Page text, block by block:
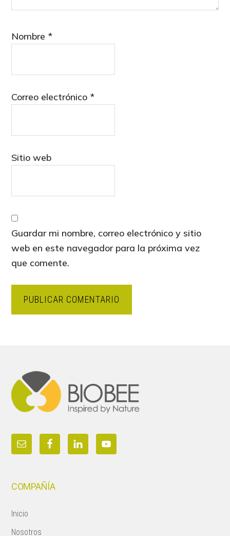
Nombre *
Correo electrónico *
Sitio web
Guardar mi nombre, correo electrónico y sitio
web en este navegador para la próxima vez
que comente.
COMPAÑÍA
Inicio
Nosotros